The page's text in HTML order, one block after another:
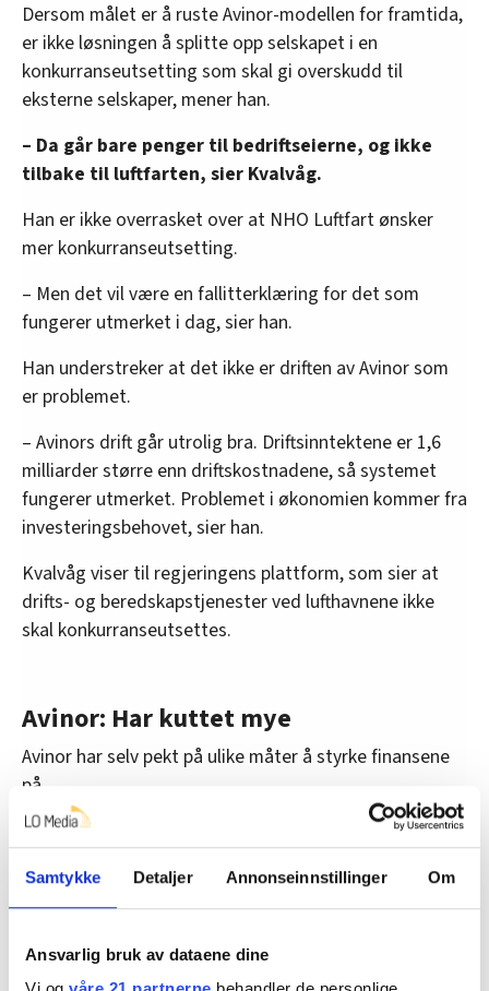
Samtykke Detaljer Annonseinnstillinger Om
Ansvarlig bruk av dataene dine
Dersom målet er å ruste Avinor-modellen for framtida,
er ikke løsningen å splitte opp selskapet i en
konkurranseutsetting som skal gi overskudd til
eksterne selskaper, mener han.
– Da går bare penger til bedriftseierne, og ikke
tilbake til luftfarten, sier Kvalvåg.
Han er ikke overrasket over at NHO Luftfart ønsker
mer konkurranseutsetting.
– Men det vil være en fallitterklæring for det som
fungerer utmerket i dag, sier han.
Han understreker at det ikke er driften av Avinor som
er problemet.
– Avinors drift går utrolig bra. Driftsinntektene er 1,6
milliarder større enn driftskostnadene, så systemet
fungerer utmerket. Problemet i økonomien kommer fra
investeringsbehovet, sier han.
Kvalvåg viser til regjeringens plattform, som sier at
drifts- og beredskapstjenester ved lufthavnene ikke
skal konkurranseutsettes.
Avinor: Har kuttet mye
Avinor har selv pekt på ulike måter å styrke finansene
på.
I en melding fra konsernsjef Abraham Foss på
tax-free-ordningen og at staten skal betale for
tjenester som for eksempel Forsvaret eller
helsetjenesten får fra Avinor.